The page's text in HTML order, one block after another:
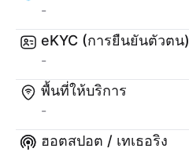
-
eKYC (การยืนยันตัวตน)
-
พื้นที่ให้บริการ
-
ฮอตสปอต / เทเธอริง